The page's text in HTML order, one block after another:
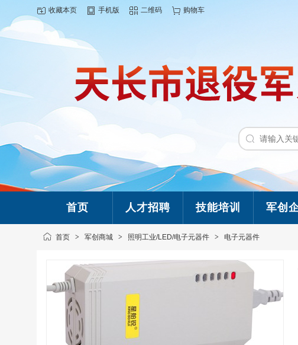
收藏本页 手机版 二维码 购物车
首页 人才招聘 技能培训 军创
首页 > 军创商城 > 照明工业/LED/电子元器件 > 电子元器件